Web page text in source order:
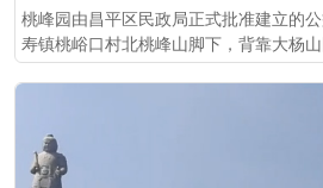
桃峰园由昌平区民政局正式批准建立的
寿镇桃峪口村北桃峰山脚下，背靠大杨
口水库，与明十三陵一脉相承，京密运